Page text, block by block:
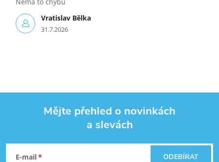
Vratislav Bělka
31.7.2026
Mějte přehled o novinkách
a slevách
E-mail ODEBÍRAT